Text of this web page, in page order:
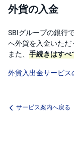
外貨の入金
SBIグループの銀行
へ外貨を入金いただ
また、 手続きはす
外貨入出金サービス
サービス案内へ戻る